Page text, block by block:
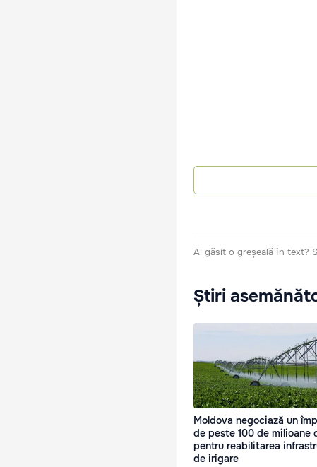
Ai găsit o greșeală în text?
Știri
Moldova negociază un
de peste 100 de milioane
pentru reabilitarea
de irigare